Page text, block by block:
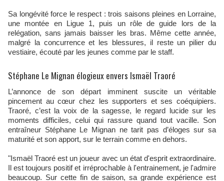
Sa longévité force le respect : trois saisons pleines en Lorraine,
une montée en Ligue 1, puis un rôle de guide lors de la
relégation, sans jamais baisser les bras. Même cette année,
malgré la concurrence et les blessures, il reste un pilier du
vestiaire, écouté par les jeunes comme par le staff.
Stéphane Le Mignan élogieux envers Ismaël Traoré
L’annonce de son départ imminent suscite un véritable
pincement au cœur chez les supporters et ses coéquipiers.
Traoré, c’est la voix de la sagesse, le regard lucide sur les
moments difficiles, celui qui rassure quand tout vacille. Son
entraîneur Stéphane Le Mignan ne tarit pas d’éloges sur sa
maturité et son apport, sur le terrain comme en dehors.
"Ismaël Traoré est un joueur avec un état d'esprit extraordinaire.
Il est toujours positif et irréprochable à l'entrainement, je l'admire
beaucoup. Sur cette fin de saison, sa grande expérience est